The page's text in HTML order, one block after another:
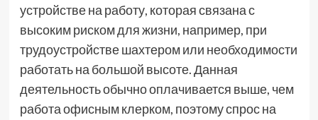
устройстве на работу, которая связана с
высоким риском для жизни, например, при
трудоустройстве шахтером или необходимости
работать на большой высоте. Данная
деятельность обычно оплачивается выше, чем
работа офисным клерком, поэтому спрос на